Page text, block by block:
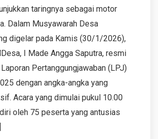
taringnya sebagai motor
Dalam Musyawarah Desa
digelar pada Kamis (30/1/2026),
I Made Angga Saputra, resmi
Pertanggungjawaban (LPJ)
dengan angka-angka yang
Acara yang dimulai pukul 10.00
oleh 75 peserta yang antusias